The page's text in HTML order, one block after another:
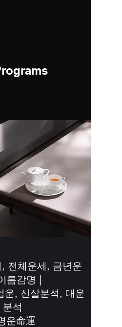
전체운세, 금년운
름감명 |
운, 신살분석, 대운
분석
운命運